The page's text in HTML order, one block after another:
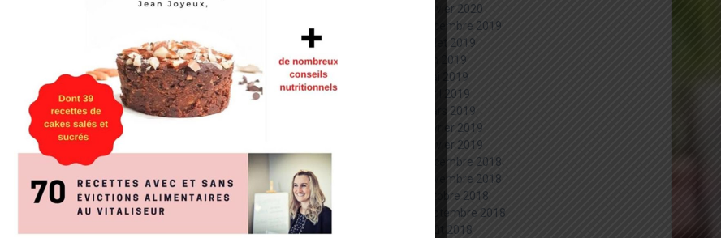
janvier 2020
décembre 2019
juillet 2019
juin 2019
mai 2019
avril 2019
mars 2019
février 2019
janvier 2019
décembre 2018
novembre 2018
octobre 2018
septembre 2018
août 2018